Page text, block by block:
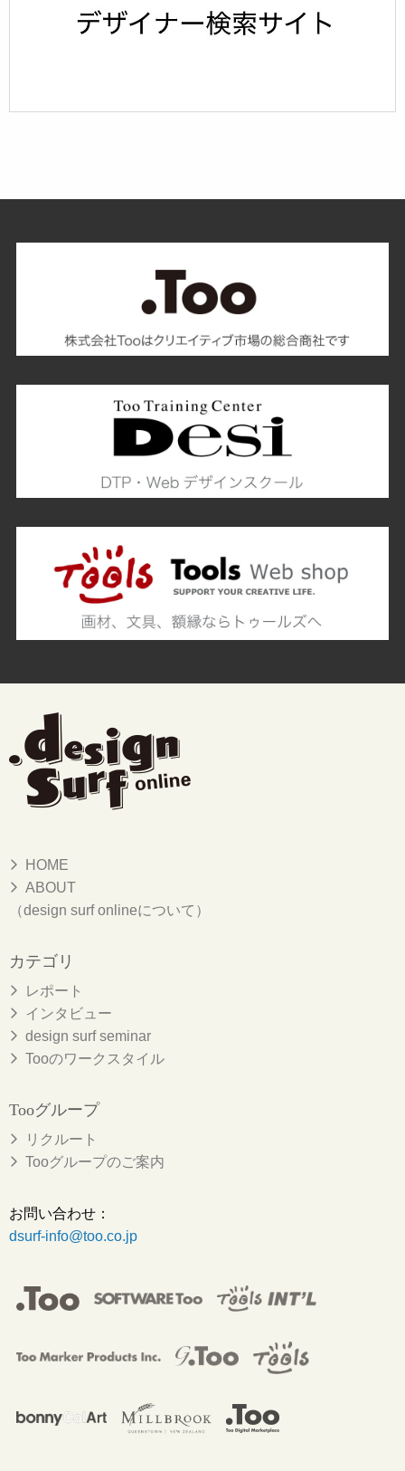
HOME
ABOUT
（design surf onlineについて）
カテゴリ
レポート
インタビュー
design surf seminar
Tooのワークスタイル
Tooグループ
リクルート
Tooグループのご案内
お問い合わせ：
dsurf-info@too.co.jp